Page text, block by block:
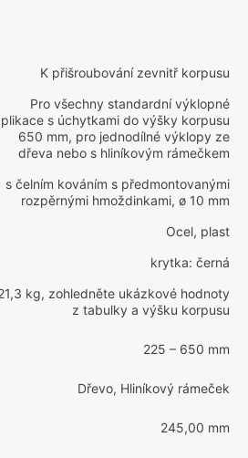
K přišroubování zevnitř korpusu
Pro všechny standardní výklopné
s úchytkami do výšky korpusu
650 mm, pro jednodílné výklopy ze
dřeva nebo s hliníkovým rámečkem
s čelním kováním s předmontovanými
rozpěrnými hmoždinkami, ø 10 mm
Ocel, plast
krytka: černá
kg, zohledněte ukázkové hodnoty
z tabulky a výšku korpusu
225 – 650 mm
Dřevo, Hliníkový rámeček
245,00 mm